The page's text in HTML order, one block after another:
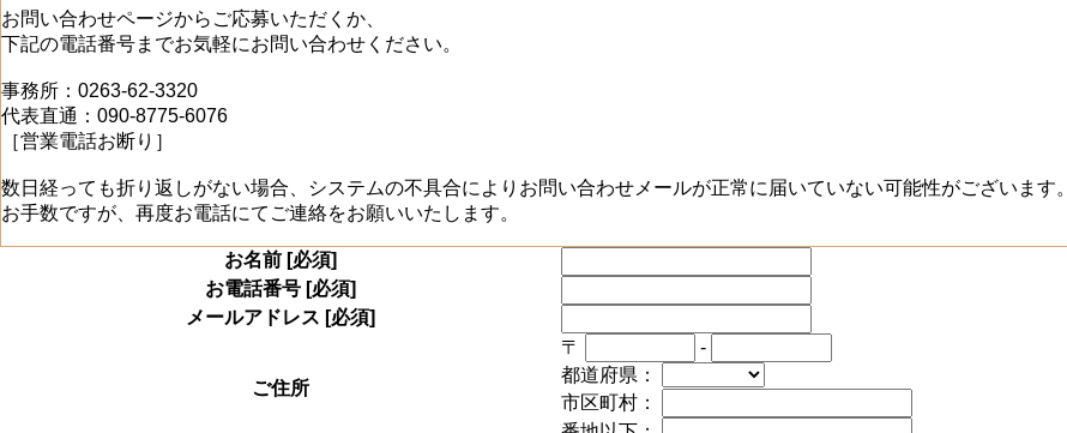
お問い合わせページからご応募いただくか、
下記の電話番号までお気軽にお問い合わせください。
事務所：0263-62-3320
代表直通：090-8775-6076
［営業電話お断り］
数日経っても折り返しがない場合、システムの不具合によりお問い合わせメールが正常に届いていない可能性がございます。
お手数ですが、再度お電話にてご連絡をお願いいたします。
お名前 [必須]
お電話番号 [必須]
メールアドレス [必須]
ご住所
〒
-
都道府県：
市区町村：